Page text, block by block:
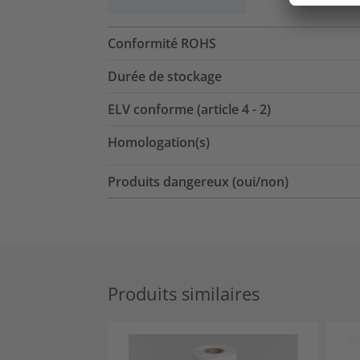
Conformité ROHS
Durée de stockage
ELV conforme (article 4 - 2)
Homologation(s)
Produits dangereux (oui/non)
Produits similaires